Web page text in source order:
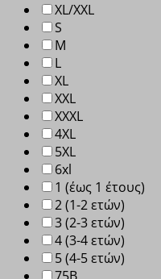
XL/XXL
S
M
L
XL
XXL
XXXL
4XL
5XL
6xl
1 (έως 1 έτους)
2 (1-2 ετών)
3 (2-3 ετών)
4 (3-4 ετών)
5 (4-5 ετών)